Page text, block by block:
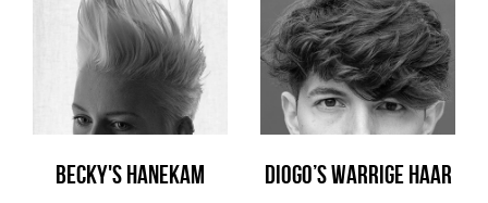
BECKY'S HANEKAM DIOGO’S WARRIGE HAAR